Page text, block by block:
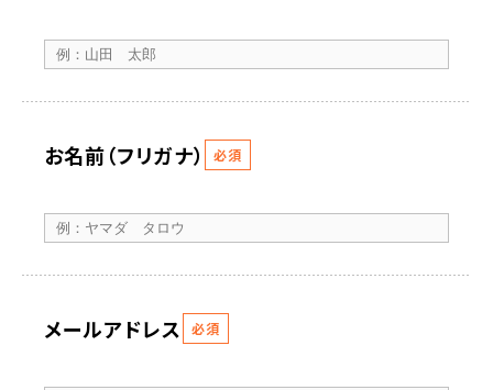
お名前（フリガナ） 必須
メールアドレス 必須